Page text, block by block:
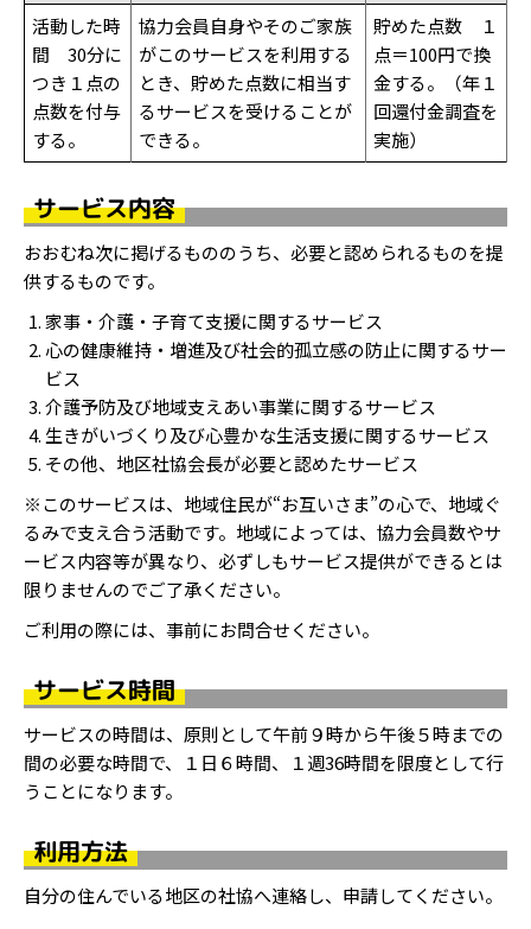
活動した時
間 30分に
つき１点の
点数を付与
する。
協力会員自身やそのご家族
がこのサービスを利用する
とき、貯めた点数に相当す
るサービスを受けることが
できる。
貯めた点数 １
点＝100円で換
金する。（年１
回還付金調査を
実施）
サービス内容
おおむね次に掲げるもののうち、必要と認められるものを提
供するものです。
家事・介護・子育て支援に関するサービス
心の健康維持・増進及び社会的孤立感の防止に関するサー
ビス
介護予防及び地域支えあい事業に関するサービス
生きがいづくり及び心豊かな生活支援に関するサービス
その他、地区社協会長が必要と認めたサービス
※このサービスは、地域住民が“お互いさま”の心で、地域ぐ
るみで支え合う活動です。地域によっては、協力会員数やサ
ービス内容等が異なり、必ずしもサービス提供ができるとは
限りませんのでご了承ください。
ご利用の際には、事前にお問合せください。
サービス時間
サービスの時間は、原則として午前９時から午後５時までの
間の必要な時間で、１日６時間、１週36時間を限度として行
うことになります。
利用方法
自分の住んでいる地区の社協へ連絡し、申請してください。